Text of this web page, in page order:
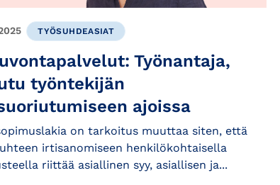
TYÖSUHDEASIAT
Työnantaja,
työntekijän
ajoissa
on tarkoitus muuttaa siten, että
irtisanomiseen henkilökohtaisella
riittää asiallinen syy, asiallisen ja...